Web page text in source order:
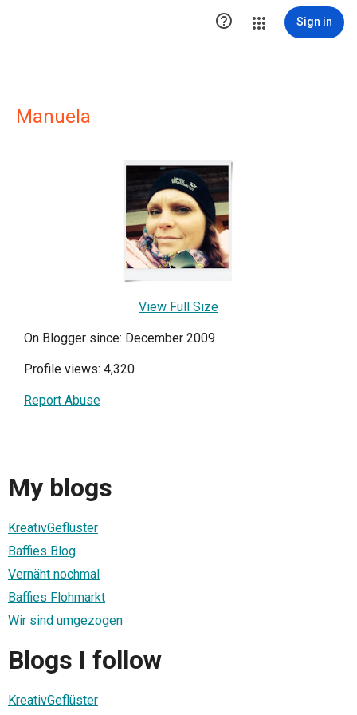
 Sign in
Manuela
View Full Size
On Blogger since: December 2009
Profile views: 4,320
Report Abuse
My blogs
KreativGeflüster
Baffies Blog
Vernäht nochmal
Baffies Flohmarkt
Wir sind umgezogen
Blogs I follow
KreativGeflüster